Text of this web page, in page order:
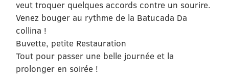
veut troquer quelques accords contre un sourire.
Venez bouger au rythme de la Batucada Da
collina !
Buvette, petite Restauration
Tout pour passer une belle journée et la
prolonger en soirée !